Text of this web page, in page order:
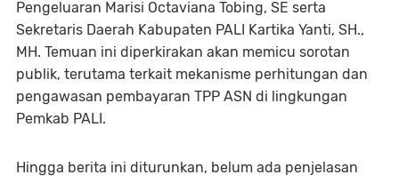
Pengeluaran Marisi Octaviana Tobing, SE serta
Sekretaris Daerah Kabupaten PALI Kartika Yanti, SH.,
MH. Temuan ini diperkirakan akan memicu sorotan
publik, terutama terkait mekanisme perhitungan dan
pengawasan pembayaran TPP ASN di lingkungan
Pemkab PALI.
Hingga berita ini diturunkan, belum ada penjelasan